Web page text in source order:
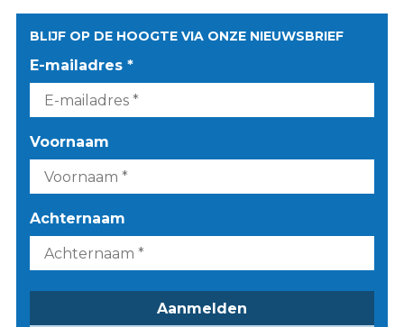
BLIJF OP DE HOOGTE VIA ONZE NIEUWSBRIEF
E-mailadres *
Voornaam
Achternaam